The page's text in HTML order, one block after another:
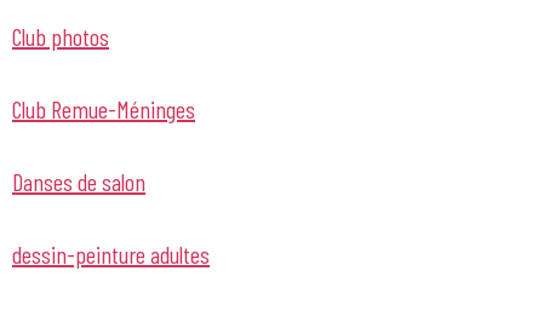
Club photos
Club Remue-Méninges
Danses de salon
dessin-peinture adultes